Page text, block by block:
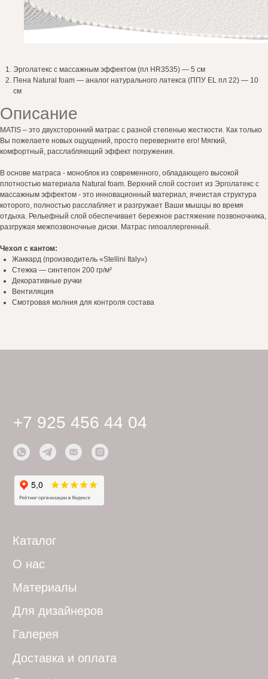
Эрголатекс с массажным эффектом (пл HR3535) — 5 см
Пена Natural foam — аналог натурального латекса (ППУ EL пл 22) — 10
см
Описание
MATIS – это двухсторонний матрас с разной степенью жесткости. Как только
Вы пожелаете новых ощущений, просто переверните его! Мягкий,
комфортный, расслабляющий эффект погружения.
В основе матраса - моноблок из современного, обладающего высокой
плотностью материала Natural foаm. Верхний слой состоит из Эрголатекс с
массажным эффектом - это инновационный материал, ячеистая структура
которого, полностью расслабляет и разгружает Ваши мышцы во время
отдыха. Рельефный слой обеспечивает бережное растяжение позвоночника,
разгружая межпозвоночные диски. Матрас гипоаллергенный.
Чехол с кантом:
Жаккард (производитель «Stellini Italy»)
Стежка — синтепон 200 гр/м²
Декоративные ручки
Вентиляция
Смотровая молния для контроля состава
Дизайн сайта: artandkate
Для дизайнеров
Галерея
Материалы
ИП Кирик Наталия Михайловна
Доставка и оплата
Отзывы
Политика конфиденциальности
Публичная оферта